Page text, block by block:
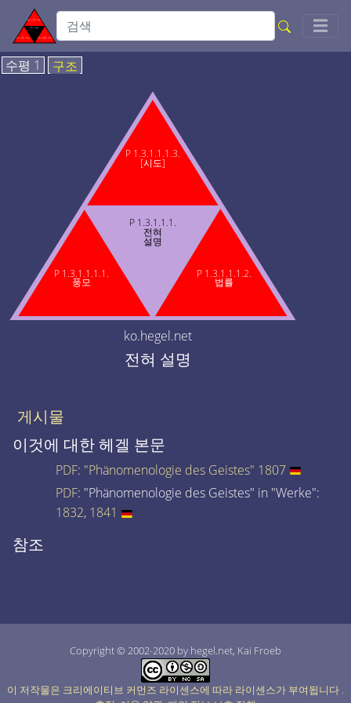
☰
수평 1 구조
P 1.3.1.1.1.
전혀
설명
P 1.3.1.1.1.1.
풍모
P 1.3.1.1.1.2.
법률
P 1.3.1.1.1.3.
[시도]
ko.hegel.net
전혀 설명
게시물
이것에 대한 헤겔 본문
PDF: "Phänomenologie des Geistes" 1807
PDF: "Phänomenologie des Geistes" in "Werke":
1832, 1841
참조
Copyright © 2002-2020 by hegel.net, Kai Froeb
이 저작물은 크리에이티브 커먼즈 라이센스에 따라 라이센스가 부여됩니다 .